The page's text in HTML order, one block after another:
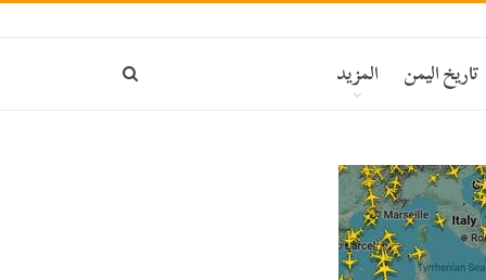
تاريخ اليمن المزيد